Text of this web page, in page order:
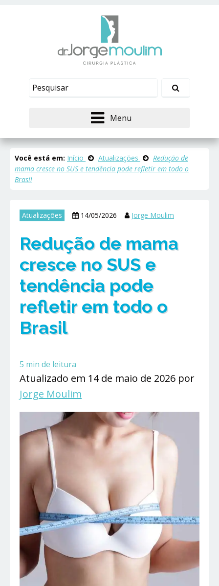
Menu
Você está em: Início Atualizações
Redução de
mama cresce no SUS e tendência pode refletir em todo o
Brasil
Atualizações 14/05/2026 Jorge Moulim
Redução de mama
cresce no SUS e
tendência pode
refletir em todo o
Brasil
5 min de leitura
Atualizado em 14 de maio de 2026 por
Jorge Moulim